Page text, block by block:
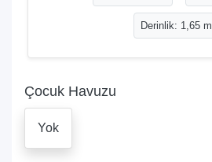
Derinlik: 1,65 m
Çocuk Havuzu
Yok